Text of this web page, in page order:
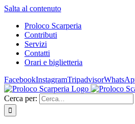
Salta al contenuto
Proloco Scarperia
Contributi
Servizi
Contatti
Orari e biglietteria
FacebookInstagramTripadvisor
Cerca per: